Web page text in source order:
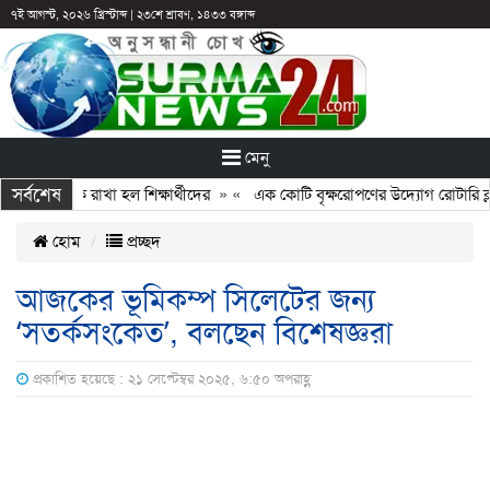
৭ই আগস্ট, ২০২৬ খ্রিস্টাব্দ| ২৩শে শ্রাবণ, ১৪৩৩ বঙ্গাব্দ
মেনু
সর্বশেষ
আটকে রাখা হল শিক্ষার্থীদের» « এক কোটি বৃক্ষরোপণের উদ্যোগ রোটারি
হোম প্রচ্ছদ
আজকের ভূমিকম্প সিলেটের জন্য
‘সতর্কসংকেত’, বলছেন বিশেষজ্ঞরা
প্রকাশিত হয়েছে : ২১ সেপ্টেম্বর ২০২৫, ৬:৫০ অপরাহ্ণ